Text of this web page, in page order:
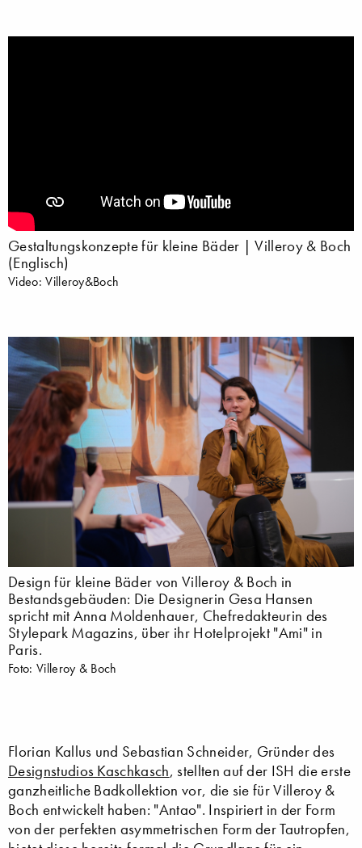
Gestaltungskonzepte für kleine Bäder | Villeroy & Boch
(Englisch)
Video: Villeroy&Boch
Design für kleine Bäder von Villeroy & Boch in
Bestandsgebäuden: Die Designerin Gesa Hansen
spricht mit Anna Moldenhauer, Chefredakteurin des
Stylepark Magazins, über ihr Hotelprojekt "Ami" in
Paris.
Foto: Villeroy & Boch
Florian Kallus und Sebastian Schneider, Gründer des
Designstudios Kaschkasch, stellten auf der ISH die erste
ganzheitliche Badkollektion vor, die sie für Villeroy &
Boch entwickelt haben: "Antao". Inspiriert in der Form
von der perfekten asymmetrischen Form der Tautropfen,